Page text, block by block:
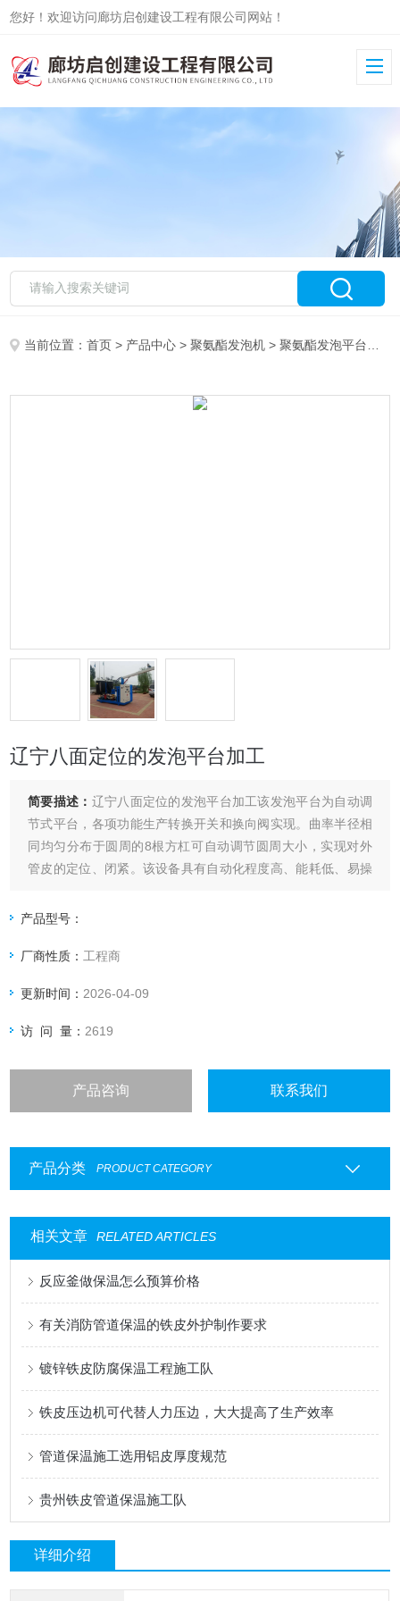
您好！欢迎访问廊坊启创建设工程有限公司网站！
当前位置：首页 > 产品中心 >聚氨酯发泡机 >聚氨酯发泡平台穿管机
辽宁八面定位的发泡平台加工
简要描述： 辽宁八面定位的发泡平台加工该发泡平台为自动调
节式平台，各项功能生产转换开关和换向阀实现。曲率半径相
同均匀分布于圆周的8根方杠可自动调节圆周大小，实现对外
管皮的定位、闭紧。该设备具有自动化程度高、能耗低、易操
产品型号：
厂商性质： 工程商
更新时间： 2026-04-09
访 问 量： 2619
产品咨询 联系我们
产品分类 PRODUCT CATEGORY
相关文章 RELATED ARTICLES
反应釜做保温怎么预算价格
有关消防管道保温的铁皮外护制作要求
镀锌铁皮防腐保温工程施工队
铁皮压边机可代替人力压边，大大提高了生产效率
管道保温施工选用铝皮厚度规范
贵州铁皮管道保温施工队
详细介绍